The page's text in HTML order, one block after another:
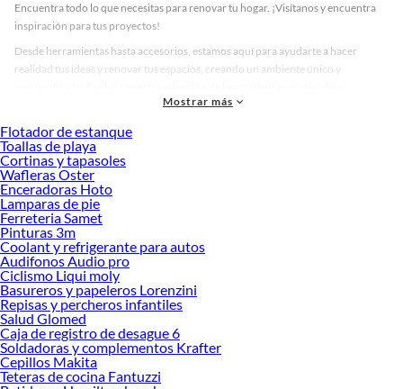
Encuentra todo lo que necesitas para renovar tu hogar. ¡Visítanos y encuentra
inspiración para tus proyectos!
Desde herramientas hasta accesorios, estamos aquí para ayudarte a hacer
realidad tus ideas y renovar tus espacios, creando un ambiente único y
accesorios de calidad que te ayudarán a crear un espacio más tú.
Desde remodelaciones hasta proyectos de decoración, estamos aquí para hacer
tus ideas realidad. ¡Visítanos y encuentra todo lo que tenemos para ofrecerte en
Pinturas!
Explora la variedad de productos de Pinturas en Sodimac
Herramientas, materiales y accesorios de calidad para tus proyectos y
renovación de espacios. ¡Visítanos y descubre todo lo que tenemos para
ofrecerte!
Encuentra una amplia variedad de productos de Pinturas en Sodimac.
Encuentra todo lo necesario para tus proyectos de renovación y decoración.
¡Visítanos y haz tus ideas realidad!
Mostrar más
Flotador de estanque
Toallas de playa
Cortinas y tapasoles
Wafleras Oster
Enceradoras Hoto
Lamparas de pie
Ferreteria Samet
Pinturas 3m
Coolant y refrigerante para autos
Audifonos Audio pro
Ciclismo Liqui moly
Basureros y papeleros Lorenzini
Repisas y percheros infantiles
Salud Glomed
Caja de registro de desague 6
Soldadoras y complementos Krafter
Cepillos Makita
Teteras de cocina Fantuzzi